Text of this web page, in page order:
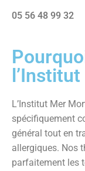
05 56 48 99 32
L’Institut Mer
spécifiquement
général tout en
allergiques. Nos
parfaitement les